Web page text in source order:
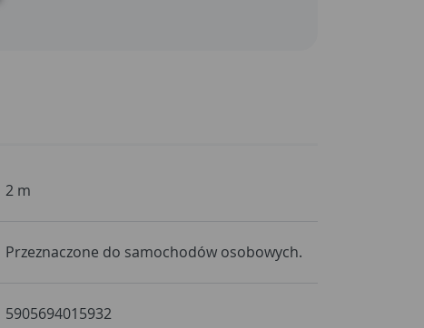
2 m
Przeznaczone do samochodów osobowych.
5905694015932